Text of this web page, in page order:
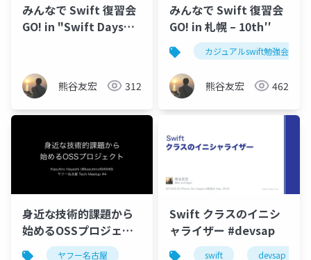
みんなで Swift 復習会
GO! in "Swift Days
熊谷友宏 312
みんなで Swift 復習会
GO! in 札幌 – 10th′′
カジュアルswift勉強会
熊谷友宏 462
身近な技術的課題から
始めるOSSプロジェク
ト #ヤフー名古屋
ヤフー名古屋
Swift クラスのイニシ
ャライザー #devsap
swift devsap